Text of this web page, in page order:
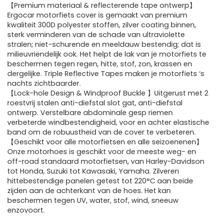
【Premium materiaal & reflecterende tape ontwerp】
Ergocar motorfiets cover is gemaakt van premium
kwaliteit 300D polyester stoffen, zilver coating binnen,
sterk verminderen van de schade van ultraviolette
stralen; niet-schurende en meeldauw bestendig; dat is
milieuvriendelijk ook. Het helpt de lak van je motorfiets te
beschermen tegen regen, hitte, stof, zon, krassen en
dergelijke. Triple Reflective Tapes maken je motorfiets ‘s
nachts zichtbaarder.
【Lock-hole Design & Windproof Buckle 】Uitgerust met 2
roestvrij stalen anti-diefstal slot gat, anti-diefstal
ontwerp. Verstelbare abdominale gesp riemen
verbeterde windbestendigheid, voor en achter elastische
band om de robuustheid van de cover te verbeteren.
【Geschikt voor alle motorfietsen en alle seizoenenen】
Onze motorhoes is geschikt voor de meeste weg- en
off-road standaard motorfietsen, van Harley-Davidson
tot Honda, Suzuki tot Kawasaki, Yamaha. Zilveren
hittebestendige panelen getest tot 220°C aan beide
zijden aan de achterkant van de hoes. Het kan
beschermen tegen UV, water, stof, wind, sneeuw
enzovoort.